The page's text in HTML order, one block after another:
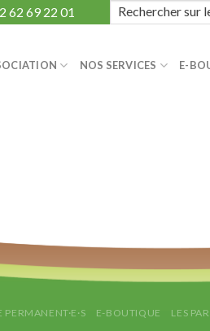
62 69 22 01
Search
NOS SERVICES E-
PERMANENT·E·S E-BOUTIQUE LES